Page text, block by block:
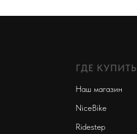
ГДЕ КУПИТЬ
Наш магазин
NiceBike
Ridestep